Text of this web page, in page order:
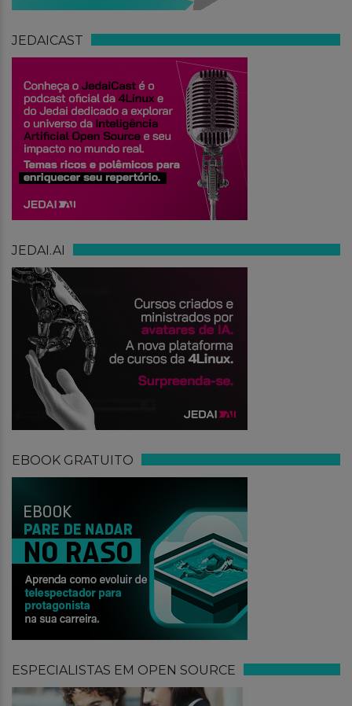
JEDAICAST
JEDAI.AI
EBOOK GRATUITO
ESPECIALISTAS EM OPEN SOURCE